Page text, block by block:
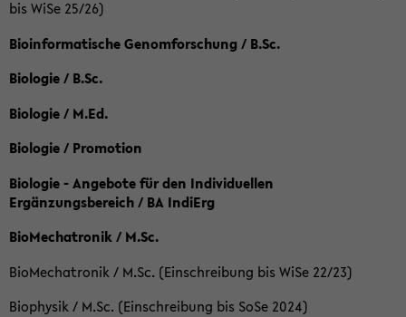
bis WiSe 25/26)
Bioinformatische Genomforschung / B.Sc.
Biologie / B.Sc.
Biologie / M.Ed.
Biologie / Promotion
Biologie - Angebote für den Individuellen
Ergänzungsbereich / BA IndiErg
BioMechatronik / M.Sc.
BioMechatronik / M.Sc. (Einschreibung bis WiSe 22/23)
Biophysik / M.Sc. (Einschreibung bis SoSe 2024)